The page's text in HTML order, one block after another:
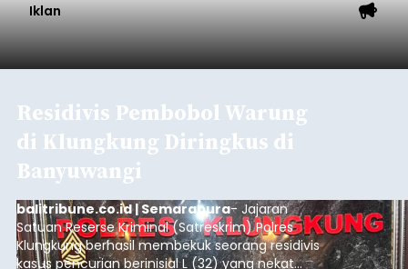
Iklan
Residivis Pembobol Warung
di Klungkung Diringkus di
Banyuwangi
balitribune.co.id | Semarapura- Jajaran
Satuan Reserse Kriminal (Satreskrim) Polres
Klungkung berhasil membekuk seorang residivis
kasus pencurian berinisial L (32) yang nekat